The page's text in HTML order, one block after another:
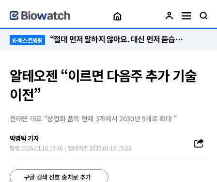
K-베스트병원 “절대 먼저 말하지 않아요. 대신 먼저 듣습니다”
알테오젠 “이르면 다음주 추가 기술
이전”
전태연 대표 “상업화 품목 현재 3개에서 2030년 9개로 확대 ”
박병탁 기자
발행 2026.01.16 13:46 업데이트 2026.01.19 15:23
구글 검색 선호 출처로 추가